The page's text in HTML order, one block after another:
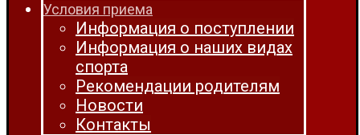
Условия приема
Информация о поступлении
Информация о наших видах
спорта
Рекомендации родителям
Новости
Контакты